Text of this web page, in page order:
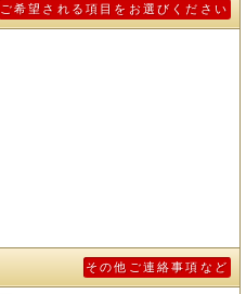
ご希望される項目をお選びください
その他ご連絡事項など